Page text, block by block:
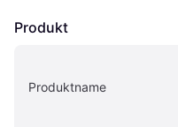
Produkt
Produktname